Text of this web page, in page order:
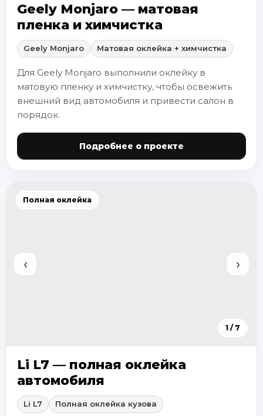
Geely Monjaro — матовая
пленка и химчистка
Geely Monjaro Матовая оклейка + химчистка
Для Geely Monjaro выполнили оклейку в
матовую пленку и химчистку, чтобы освежить
внешний вид автомобиля и привести салон в
порядок.
Подробнее о проекте
Полная оклейка
‹ ›
1 / 7
Li L7 — полная оклейка
автомобиля
Li L7 Полная оклейка кузова